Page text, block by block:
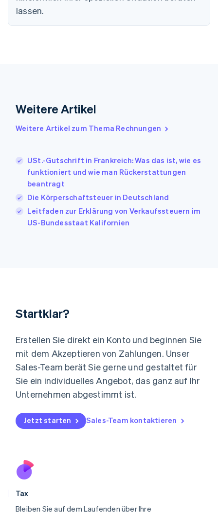
lassen.
Weitere Artikel
Weitere Artikel zum Thema Rechnungen
USt.-Gutschrift in Frankreich: Was das ist, wie es
funktioniert und wie man Rückerstattungen
beantragt
Die Körperschaftsteuer in Deutschland
Leitfaden zur Erklärung von Verkaufssteuern im
US-Bundesstaat Kalifornien
Startklar?
Erstellen Sie direkt ein Konto und beginnen Sie
mit dem Akzeptieren von Zahlungen. Unser
Sales-Team berät Sie gerne und gestaltet für
Sie ein individuelles Angebot, das ganz auf Ihr
Unternehmen abgestimmt ist.
Jetzt starten Sales-Team kontaktieren
Tax
Bleiben Sie auf dem Laufenden über Ihre
Festlandchina
Indien
Irland
ItalianoEnglish
Japan
日本語 English
EnglishFrançais
Kroatien
English Italiano
English简体中文
English
Mexiko
Español English
Neuseeland
English
NederlandsEnglish
English
Österreich
Portugal
Português
Schweden